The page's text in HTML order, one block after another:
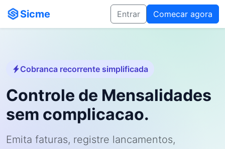
Sicme Entrar Comecar agora
Cobranca recorrente simplificada
Controle de Mensalidades
sem complicacao.
Emita faturas, registre lancamentos,